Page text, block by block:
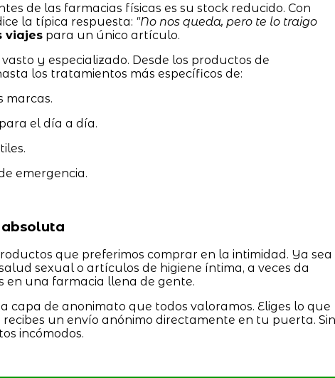
de las farmacias físicas es su stock reducido. Con
la típica respuesta: "No nos queda, pero te lo traigo
viajespara un único artículo.
y especializado. Desde los productos de
los tratamientos más específicos de:
marcas.
el día a día.
emergencia.
que preferimos comprar en la intimidad. Ya sea
sexual o artículos de higiene íntima, a veces da
en una farmacia llena de gente.
capa de anonimato que todos valoramos. Eliges lo que
un envío anónimo directamente en tu puerta. Sin
incómodos.